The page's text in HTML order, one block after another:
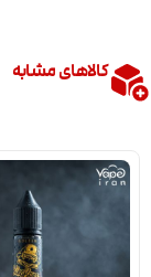
کالاهای مشابه